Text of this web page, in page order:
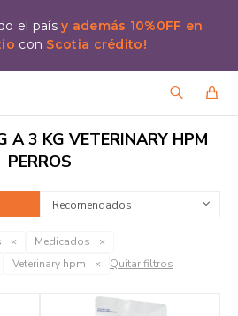
el paísy además 10%0FF en
con Scotia crédito!
A 3 KG VETERINARY HPM
PERROS
Recomendados
Medicados
Veterinary hpm Quitar filtros